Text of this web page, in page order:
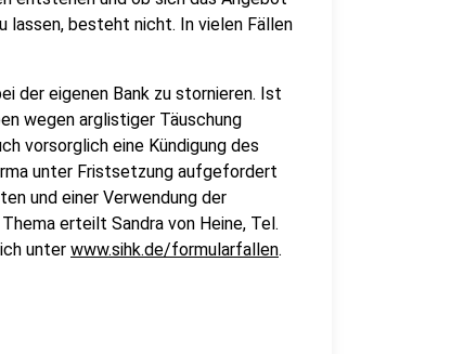
lassen, besteht nicht. In vielen Fällen
der eigenen Bank zu stornieren. Ist
wegen arglistiger Täuschung
vorsorglich eine Kündigung des
unter Fristsetzung aufgefordert
und einer Verwendung der
erteilt Sandra von Heine, Tel.
unter www.sihk.de/formularfallen.